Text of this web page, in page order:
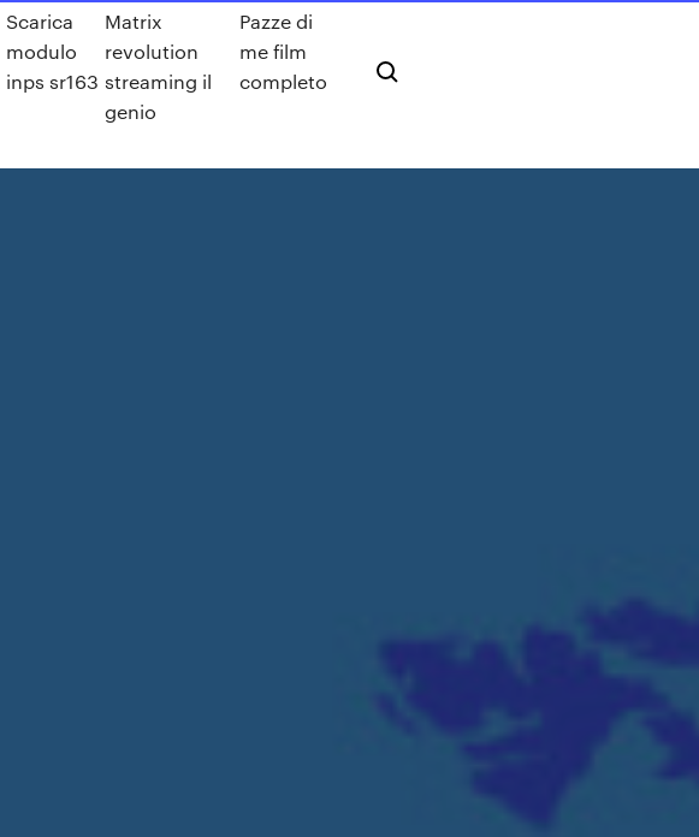
Scarica
modulo
inps sr163
Matrix
revolution
streaming il
genio
Pazze di
me film
completo